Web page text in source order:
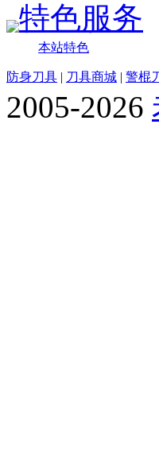
特色服务
本站特色
防身刀具 | 刀具商城 | 警棍
2005-2026